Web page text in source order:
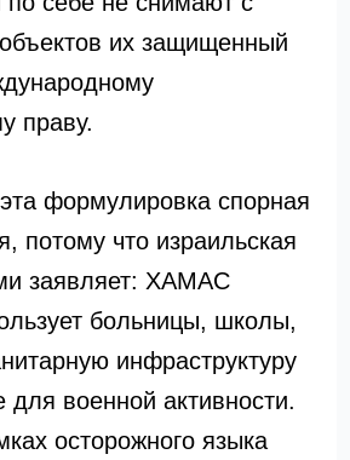
их защищенный
праву.
формулировка спорная
потому что израильская
заявляет: ХАМАС
больницы, школы,
инфраструктуру
для военной активности.
осторожного языка